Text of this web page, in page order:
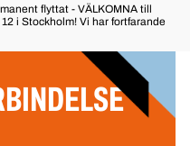
flyttat - VÄLKOMNA till
i Stockholm! Vi har fortfarande